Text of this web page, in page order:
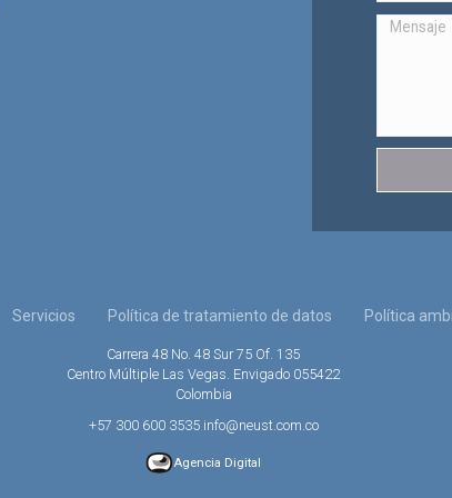
Servicios Política de tratamiento de datos Política
Carrera 48 No. 48 Sur 75 Of. 135
Centro Múltiple Las Vegas. Envigado 055422
Colombia
+57 300 600 3535 info@neust.com.co
Agencia Digital